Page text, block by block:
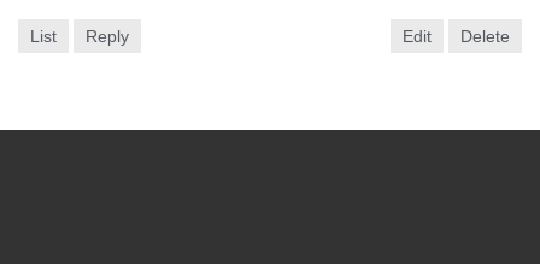
List Reply Edit Delete